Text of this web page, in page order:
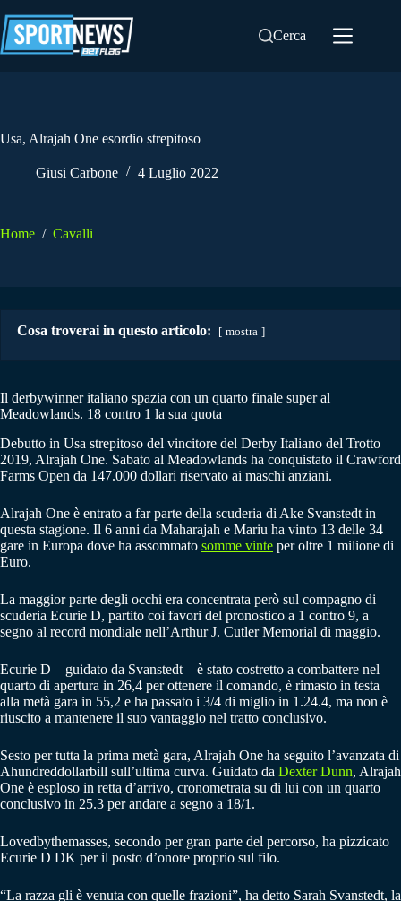
al
contenuto
Cerca
Usa, Alrajah One esordio strepitoso
Giusi Carbone 4 Luglio 2022
Home / Cavalli
Cosa troverai in questo articolo: mostra
Il derbywinner italiano spazia con un quarto finale super al
Meadowlands. 18 contro 1 la sua quota
Debutto in Usa strepitoso del vincitore del Derby Italiano del Trotto
2019, Alrajah One. Sabato al Meadowlands ha conquistato il Crawford
Farms Open da 147.000 dollari riservato ai maschi anziani.
Alrajah One è entrato a far parte della scuderia di Ake Svanstedt in
questa stagione. Il 6 anni da Maharajah e Mariu ha vinto 13 delle 34
gare in Europa dove ha assommato somme vinte per oltre 1 milione di
Euro.
La maggior parte degli occhi era concentrata però sul compagno di
scuderia Ecurie D, partito coi favori del pronostico a 1 contro 9, a
segno al record mondiale nell’Arthur J. Cutler Memorial di maggio.
Ecurie D – guidato da Svanstedt – è stato costretto a combattere nel
quarto di apertura in 26,4 per ottenere il comando, è rimasto in testa
alla metà gara in 55,2 e ha passato i 3/4 di miglio in 1.24.4, ma non è
riuscito a mantenere il suo vantaggio nel tratto conclusivo.
Sesto per tutta la prima metà gara, Alrajah One ha seguito l’avanzata di
Ahundreddollarbill sull’ultima curva. Guidato da Dexter Dunn, Alrajah
One è esploso in retta d’arrivo, cronometrata su di lui con un quarto
conclusivo in 25.3 per andare a segno a 18/1.
Lovedbythemasses, secondo per gran parte del percorso, ha pizzicato
Ecurie D DK per il posto d’onore proprio sul filo.
“La razza gli è venuta con quelle frazioni”, ha detto Sarah Svanstedt, la